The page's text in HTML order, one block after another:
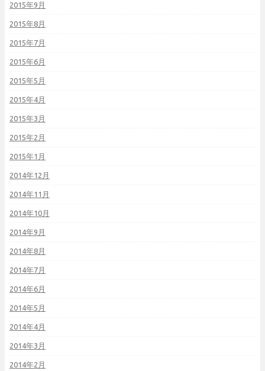
2015年9月
2015年8月
2015年7月
2015年6月
2015年5月
2015年4月
2015年3月
2015年2月
2015年1月
2014年12月
2014年11月
2014年10月
2014年9月
2014年8月
2014年7月
2014年6月
2014年5月
2014年4月
2014年3月
2014年2月